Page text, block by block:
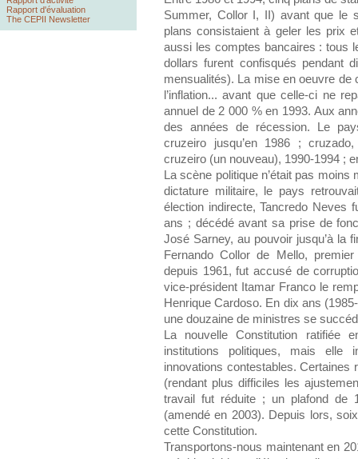
Rapport d'évaluation
The CEPII Newsletter
Summer, Collor I, II) avant que le
plans consistaient à geler les prix
aussi les comptes bancaires : tous
dollars furent confisqués pendant
mensualités). La mise en oeuvre de
l’inflation... avant que celle-ci ne
annuel de 2 000 % en 1993. Aux
des années de récession. Le
cruzeiro jusqu’en 1986 ;
cruzeiro (un nouveau), 1990-1994 ;
La scène politique n’était pas
dictature militaire, le pays
élection indirecte, Tancredo Neves
ans ; décédé avant sa prise de
José Sarney, au pouvoir jusqu’à la
Fernando Collor de Mello,
depuis 1961, fut accusé de
vice-président Itamar Franco le
Henrique Cardoso. En dix ans
une douzaine de ministres se
La nouvelle Constitution
institutions politiques, mais elle
innovations contestables. Certaines
(rendant plus difficiles les
travail fut réduite ; un plafond de
(amendé en 2003). Depuis lors,
cette Constitution.
Transportons-nous maintenant en